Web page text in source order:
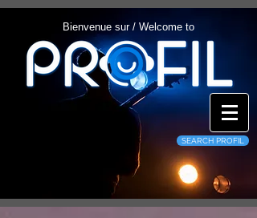
Bienvenue sur / Welcome to
SEARCH PROFIL